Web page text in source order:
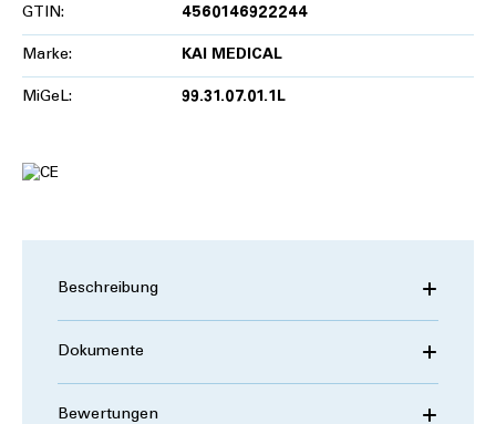
GTIN: 4560146922244
Marke: KAI MEDICAL
MiGeL: 99.31.07.01.1L
Beschreibung
Dokumente
Bewertungen